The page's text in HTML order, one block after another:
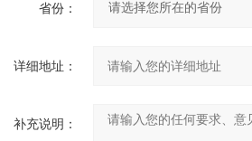
省份：
详细地址：
补充说明：